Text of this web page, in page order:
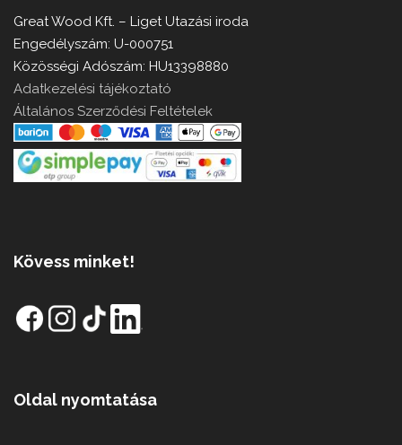
Great Wood Kft. – Liget Utazási iroda
Engedélyszám: U-000751
Közösségi Adószám: HU13398880
Adatkezelési tájékoztató
Általános Szerződési Feltételek
Kövess minket!
Oldal nyomtatása